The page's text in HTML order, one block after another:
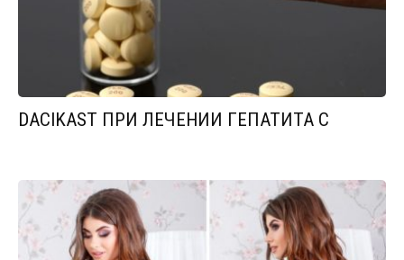
DACIKAST ПРИ ЛЕЧЕНИИ ГЕПАТИТА С